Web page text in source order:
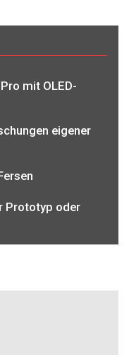
mit OLED-
eigener
Prototyp oder